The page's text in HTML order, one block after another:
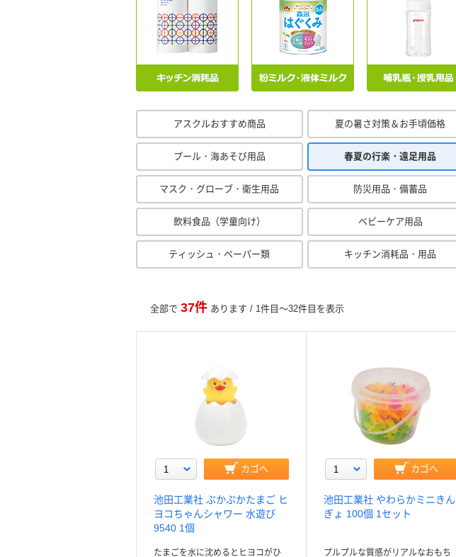
アスクルおすすめ商品 夏の暑さ対策＆お手頃価格
プール・海あそび用品 春夏の行楽・遠足用品
マスク・グローブ・衛生用品 防災用品・備蓄品
飲料食品（学童向け） ベビーケア用品
ティッシュ・ペーパー類 キッチン消耗品・用品
全部で 37件 あります / 1件目～32件目を表示
カゴへ
池田工業社 ぷかぷかたまご ヒ
ヨコちゃんシャワー 水遊び
9540 1個
たまごを水に沈めるとヒヨコがひ
カゴへ
池田工業社 やわらかミニきん
ぎょ 100個 1セット
プルプルな質感がリアルなおもち